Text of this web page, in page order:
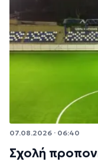
07.08.2026 · 06:40
Σχολή